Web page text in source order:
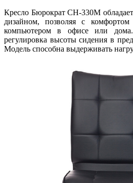
Кресло Бюрократ CH-330M
дизайном, позволяя с
компьютером в офисе или
регулировка высоты сидения в
Модель способна выдерживать